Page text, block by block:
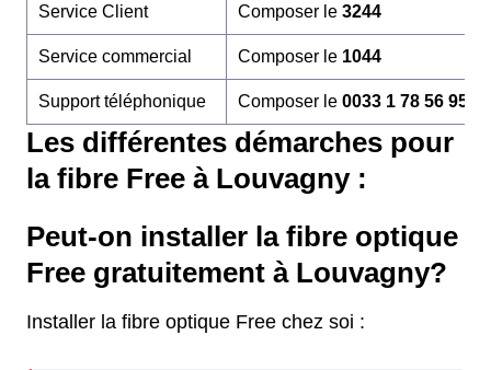
Service Client Composer le 3244
Service commercial Composer le 1044
Support téléphonique Composer le 0033 1 78 56 95 60
Les différentes démarches pour
la fibre Free à Louvagny :
Peut-on installer la fibre optique
Free gratuitement à Louvagny?
Installer la fibre optique Free chez soi :